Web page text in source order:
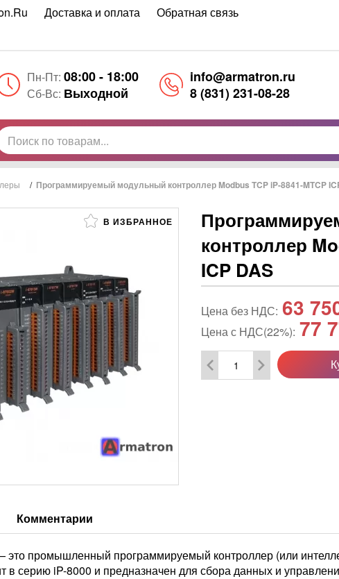
Доставка и оплата
Обратная связь
Пн-Пт: 08:00 - 18:00
Сб-Вс: Выходной
info@armatron.ru
8 (831) 231-08-28
/ Программируемый модульный контроллер Modbus TCP iP-8841-MTCP
В ИЗБРАННОЕ
контроллер
ICP DAS
Цена без НДС: 63
Цена с НДС(22%): 77
Комментарии
это промышленный программируемый контроллер (или
серию iP-8000 и предназначен для сбора данных и